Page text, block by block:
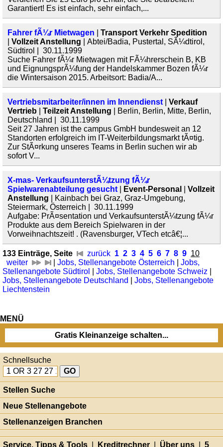
Garantiert! Es ist einfach, sehr einfach,...
Fahrer fÃ¼r Mietwagen
Transport Verkehr Spedition
Vollzeit Anstellung | Abtei/Badia, Pustertal, SÃ¼dtirol,
Südtirol | 30.11.1999
Suche Fahrer fÃ¼r Mietwagen mit FÃ¼hrerschein B, KB
und EignungsprÃ¼fung der Handelskammer Bozen fÃ¼r
die Wintersaison 2015. Arbeitsort: Badia/A...
Vertriebsmitarbeiter/innen im Innendienst
Verkauf
Vertrieb
Teilzeit Anstellung | Berlin, Berlin, Mitte, Berlin,
Deutschland | 30.11.1999
Seit 27 Jahren ist the campus GmbH bundesweit an 12
Standorten erfolgreich im IT-Weiterbildungsmarkt tÃ¤tig.
Zur StÃ¤rkung unseres Teams in Berlin suchen wir ab
sofort V...
X-mas- VerkaufsunterstÃ¼tzung fÃ¼r
Spielwarenabteilung gesucht
Event-Personal
Vollzeit
Anstellung | Kainbach bei Graz, Graz-Umgebung,
Steiermark, Österreich | 30.11.1999
Aufgabe: PrÃ¤sentation und VerkaufsunterstÃ¼tzung fÃ¼r
Produkte aus dem Bereich Spielwaren in der
Vorweihnachtszeit! . (Ravensburger, VTech etcâ€¦...
133 Einträge, Seite zurück 1 2 3 4 5 6 7 8 9 10
weiter
Jobs, Stellenangebote Österreich
Jobs,
Stellenangebote Südtirol
Jobs, Stellenangebote Schweiz
Jobs, Stellenangebote Deutschland
Jobs, Stellenangebote
Liechtenstein
MENÜ
Gratis Kleinanzeige schalten...
Schnellsuche
Stellen Suche
Neue Stellenangebote
Stellenanzeigen Branchen
Service, Tipps & Tools Kreditrechner Über uns 5